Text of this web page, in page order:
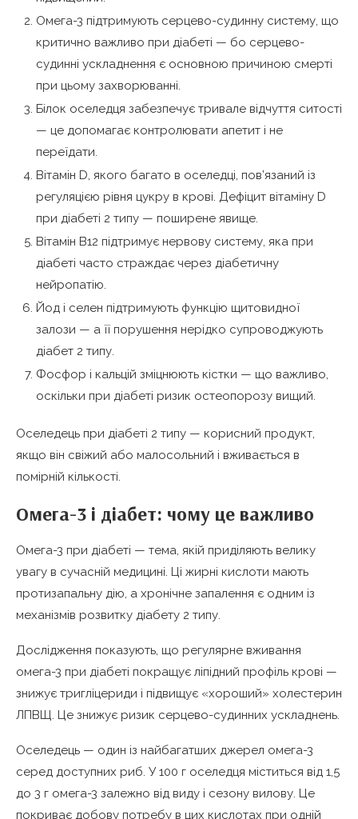
Омега-3 підтримують серцево-судинну систему, що
критично важливо при діабеті — бо серцево-
судинні ускладнення є основною причиною смерті
при цьому захворюванні.
Білок оселедця забезпечує тривале відчуття ситості
— це допомагає контролювати апетит і не
переїдати.
Вітамін D, якого багато в оселедці, пов’язаний із
регуляцією рівня цукру в крові. Дефіцит вітаміну D
при діабеті 2 типу — поширене явище.
Вітамін B12 підтримує нервову систему, яка при
діабеті часто страждає через діабетичну
нейропатію.
Йод і селен підтримують функцію щитовидної
залози — а її порушення нерідко супроводжують
діабет 2 типу.
Фосфор і кальцій зміцнюють кістки — що важливо,
оскільки при діабеті ризик остеопорозу вищий.
Оселедець при діабеті 2 типу — корисний продукт,
якщо він свіжий або малосольний і вживається в
помірній кількості.
Омега-3 і діабет: чому це важливо
Омега-3 при діабеті — тема, якій приділяють велику
увагу в сучасній медицині. Ці жирні кислоти мають
протизапальну дію, а хронічне запалення є одним із
механізмів розвитку діабету 2 типу.
Дослідження показують, що регулярне вживання
омега-3 при діабеті покращує ліпідний профіль крові —
знижує тригліцериди і підвищує «хороший» холестерин
ЛПВЩ. Це знижує ризик серцево-судинних ускладнень.
Оселедець — один із найбагатших джерел омега-3
серед доступних риб. У 100 г оселедця міститься від 1,5
до 3 г омега-3 залежно від виду і сезону вилову. Це
покриває добову потребу в цих кислотах при одній